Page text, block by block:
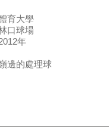
育大學
口球場
年
邊的處理球